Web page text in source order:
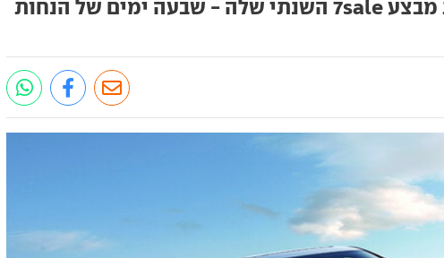
שברולט מחזירה את מבצע 7sale השנתי שלה - שבעה ימים של הנחות